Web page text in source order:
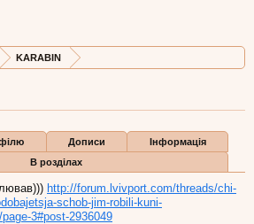
KARABIN
Карма
31.892
Бали
113
Дописи
Інформація
В розділах
http://forum.lvivport.com/threads/chi-
schob-jim-robili-kuni-
3#post-2936049